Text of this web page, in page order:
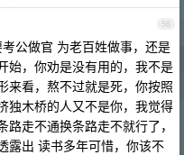
56
公做官 为老百姓做事，还是
始，你劝是没有用的，我不是
来看，熬不过就是死，你按照
独木桥的人又不是你，我觉得
走不通换条路走不就行了，
露出 读书多年可惜，你该不